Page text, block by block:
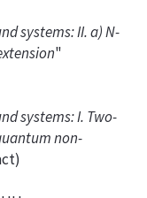
systems: II. a) N-
"
systems: I. Two-
non-
)